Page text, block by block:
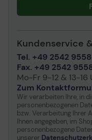
Kundenservice
Tel. +49 2542
Fax. +49 2542
Mo-Fr 9-12 & 13-16
Zum
Wir verarbeiten Ihre, in
personenbezogenen
bzw. Verarbeitung Ihrer
Ihnen angegeben, im
personenbezogene
unserer